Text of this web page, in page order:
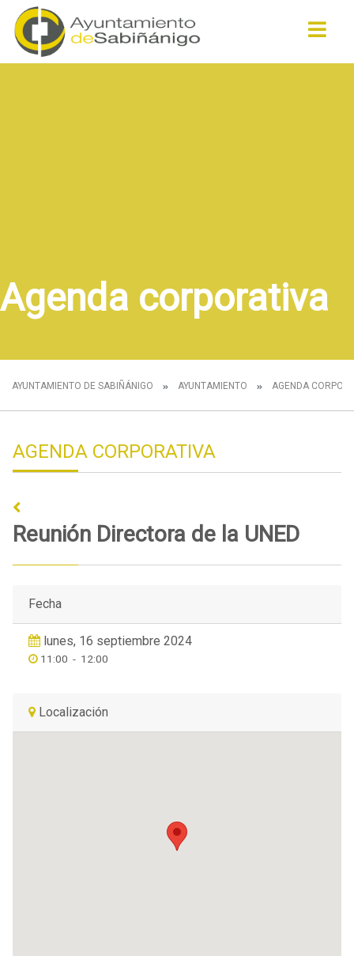
Agenda corporativa
AYUNTAMIENTO DE SABIÑÁNIGO AYUNTAMIENTO AGENDA
AGENDA CORPORATIVA
Reunión Directora de la UNED
Fecha
lunes, 16 septiembre 2024
11:00 - 12:00
Localización